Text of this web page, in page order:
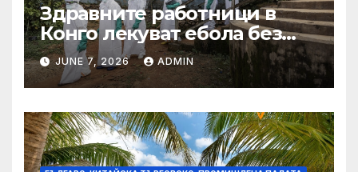
Здравните работници в
Конго лекуват ебола без
заплащане, докато СЗО
търси ресурси
JUNE 7, 2026 ADMIN